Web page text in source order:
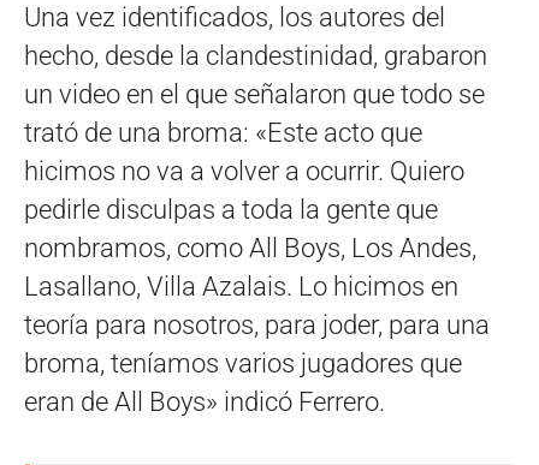
Una vez identificados, los autores del
hecho, desde la clandestinidad, grabaron
un video en el que señalaron que todo se
trató de una broma: «Este acto que
hicimos no va a volver a ocurrir. Quiero
pedirle disculpas a toda la gente que
nombramos, como All Boys, Los Andes,
Lasallano, Villa Azalais. Lo hicimos en
teoría para nosotros, para joder, para una
broma, teníamos varios jugadores que
eran de All Boys» indicó Ferrero.